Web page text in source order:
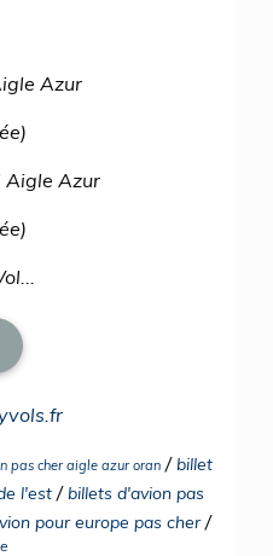
Azur
Aigle Azur
pas cher aigle azur oran /billet
l'est /billets d'avion pas
pour europe pas cher/